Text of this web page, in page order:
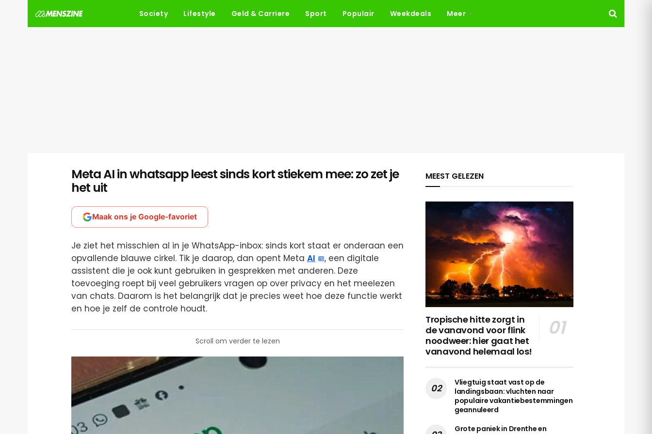
Society Lifestyle Geld & Carriere Sport Populair Weekdeals Meer
Meta AI in whatsapp leest sinds kort stiekem mee: zo zet je
het uit
Maak ons je Google-favoriet
Je ziet het misschien al in je WhatsApp-inbox: sinds kort staat er onderaan een
opvallende blauwe cirkel. Tik je daarop, dan opent Meta AI
, een digitale
assistent die je ook kunt gebruiken in gesprekken met anderen. Deze
toevoeging roept bij veel gebruikers vragen op over privacy en het meelezen
van chats. Daarom is het belangrijk dat je precies weet hoe deze functie werkt
en hoe je zelf de controle houdt.
Scroll om verder te lezen
MEEST GELEZEN
Tropische hitte zorgt in
de vanavond voor flink
noodweer: hier gaat het
vanavond helemaal los!
Vliegtuig staat vast op de
landingsbaan: vluchten naar
populaire vakantiebestemmingen
geannuleerd
Grote paniek in Drenthe en